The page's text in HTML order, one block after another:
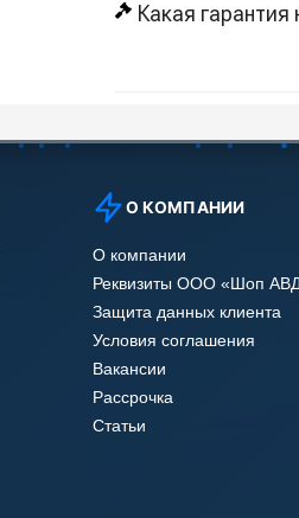
Какая
О КОМПАНИИ
О компании
Реквизиты ООО «Шоп
Защита данных клиента
Условия соглашения
Вакансии
Рассрочка
Статьи